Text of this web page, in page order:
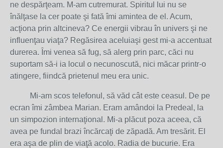
ne despărţeam. M-am cutremurat. Spiritul lui nu se
înălţase la cer poate şi fată îmi amintea de el. Acum,
acţiona prin altcineva? Ce energii vibrau în univers şi ne
influenţau viaţa? Regăsirea aceluiaşi gest mi-a accentuat
durerea. Îmi venea să fug, să alerg prin parc, căci nu
suportam să-i ia locul o necunoscută, nici măcar printr-o
atingere, fiindcă prietenul meu era unic.
Mi-am scos telefonul, să văd cât este ceasul. De pe
ecran îmi zâmbea Marian. Eram amândoi la Predeal, la
un simpozion internaţional. Mi-a plăcut poza aceea, că
avea pe fundal brazi încărcaţi de zăpadă. Am tresărit. El
era aşa de plin de viaţă acolo. Radia de bucurie. Era